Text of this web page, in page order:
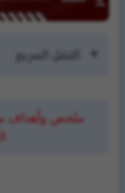
التنقل السريع